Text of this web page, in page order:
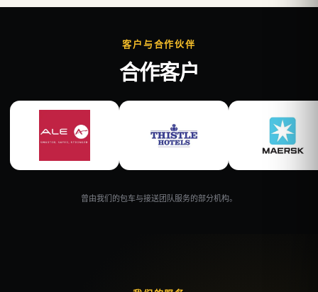
客户与合作伙伴
合作客户
曾由我们的包车与接送团队服务的部分机构。